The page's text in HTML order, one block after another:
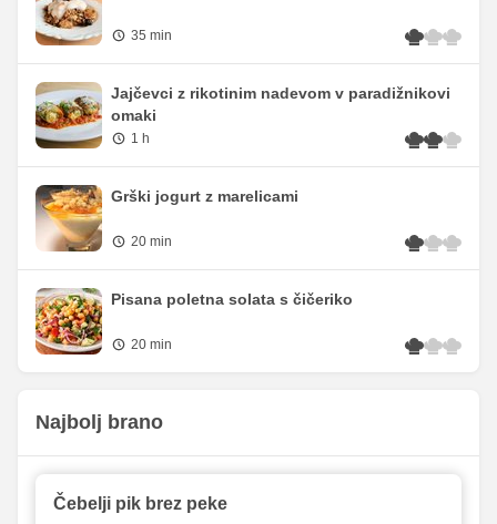
35 min
Jajčevci z rikotinim nadevom v paradižnikovi
omaki
1 h
Grški jogurt z marelicami
20 min
Pisana poletna solata s čičeriko
20 min
Najbolj brano
Čebelji pik brez peke